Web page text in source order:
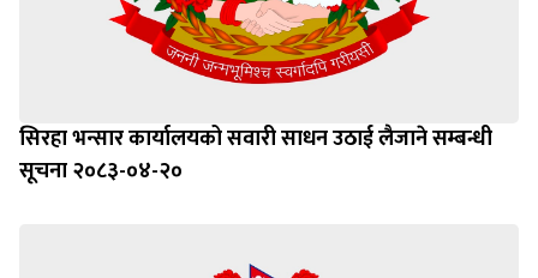
सिरहा भन्सार कार्यालयको सवारी साधन उठाई लैजाने सम्बन्धी
सूचना २०८३-०४-२०